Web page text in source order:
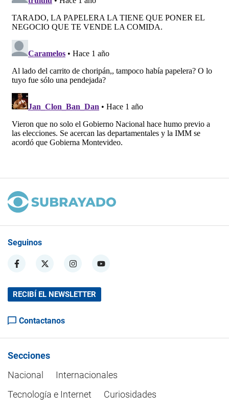
Seguinos
RECIBÍ EL NEWSLETTER
Contactanos
Secciones
Nacional
Internacionales
Tecnología e Internet
Curiosidades